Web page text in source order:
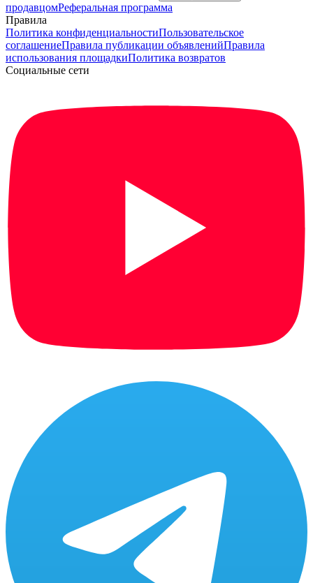
продавцомРеферальная программа
Правила
Политика конфиденциальностиПользовательское
соглашениеПравила публикации объявленийПравила
использования площадкиПолитика возвратов
Социальные сети